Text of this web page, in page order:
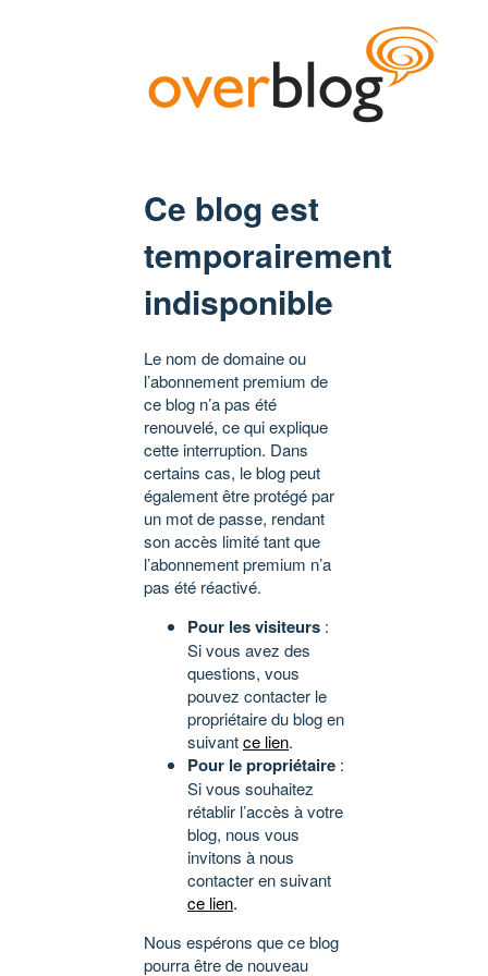
Ce blog est
temporairement
indisponible
Le nom de domaine ou
l’abonnement premium de
ce blog n’a pas été
renouvelé, ce qui explique
cette interruption. Dans
certains cas, le blog peut
également être protégé par
un mot de passe, rendant
son accès limité tant que
l’abonnement premium n’a
pas été réactivé.
Pour les visiteurs :
Si vous avez des
questions, vous
pouvez contacter le
propriétaire du blog en
suivantce lien.
Pour le propriétaire :
Si vous souhaitez
rétablir l’accès à votre
blog, nous vous
invitons à nous
contacter en suivant
ce lien.
Nous espérons que ce blog
pourra être de nouveau